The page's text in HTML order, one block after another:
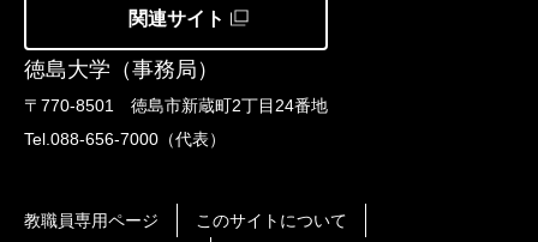
徳島大学（事務局）
〒770-8501 徳島市新蔵町2丁目24番地
Tel.088-656-7000（代表）
関連サイト
教職員専用ページ このサイトについて